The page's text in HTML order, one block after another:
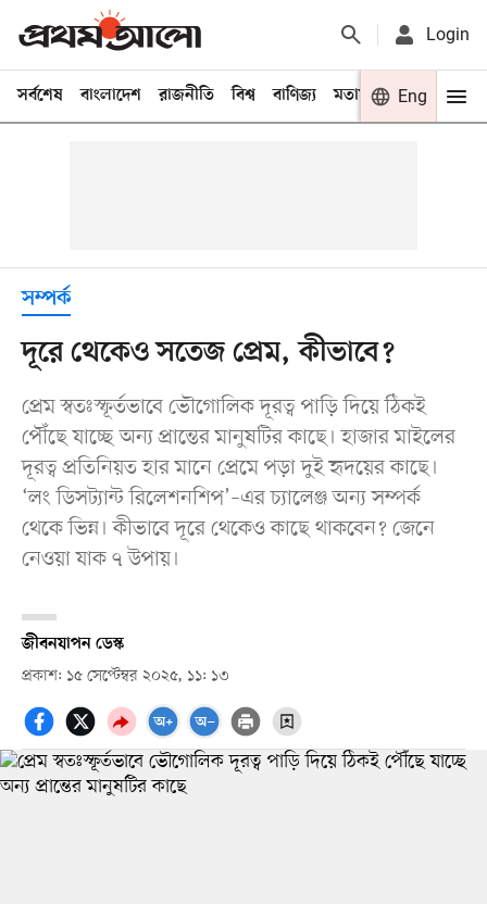
Login
সর্বশেষ বাংলাদেশ রাজনীতি বিশ্ব বাণিজ্য মতামত খেলা
Eng
সম্পর্ক
দূরে থেকেও সতেজ প্রেম, কীভাবে?
প্রেম স্বতঃস্ফূর্তভাবে ভৌগোলিক দূরত্ব পাড়ি দিয়ে ঠিকই
পৌঁছে যাচ্ছে অন্য প্রান্তের মানুষটির কাছে। হাজার মাইলের
দূরত্ব প্রতিনিয়ত হার মানে প্রেমে পড়া দুই হৃদয়ের কাছে।
‘লং ডিসট্যান্ট রিলেশনশিপ’–এর চ্যালেঞ্জ অন্য সম্পর্ক
থেকে ভিন্ন। কীভাবে দূরে থেকেও কাছে থাকবেন? জেনে
নেওয়া যাক ৭ উপায়।
জীবনযাপন ডেস্ক
প্রকাশ: ১৫ সেপ্টেম্বর ২০২৫, ১১: ১৩